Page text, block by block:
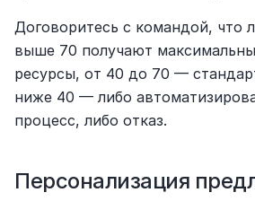
Договоритесь с командой, что
выше 70 получают
ресурсы, от 40 до 70 —
ниже 40 — либо
процесс, либо отказ.
Персонализация